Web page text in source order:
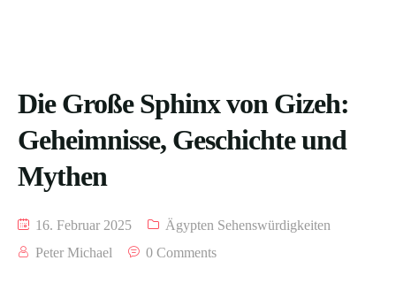
Die Große Sphinx von Gizeh:
Geheimnisse, Geschichte und
Mythen
16. Februar 2025
Ägypten Sehenswürdigkeiten
Peter Michael
0 Comments